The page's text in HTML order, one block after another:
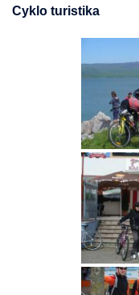
Cyklo turistika